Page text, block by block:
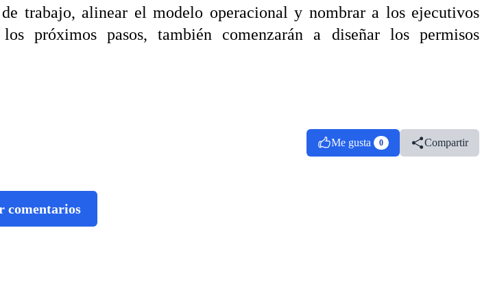
trabajo, alinear el modelo operacional y nombrar a los ejecutivos
próximos pasos, también comenzarán a diseñar los permisos
Me gusta 0 Compartir
comentarios